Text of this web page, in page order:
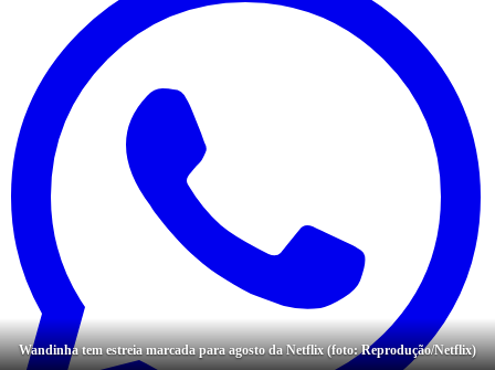
Wandinha tem estreia marcada para agosto da Netflix (foto: Reprodução/Netflix)